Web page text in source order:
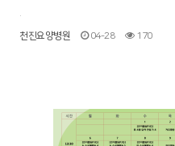
천진요양병원 04-28 170